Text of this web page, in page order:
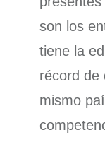
son los
tiene la
récord de
mismo